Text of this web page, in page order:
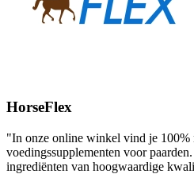
HorseFlex
"In onze online winkel vind je 100%
voedingssupplementen voor
ingrediënten van hoogwaardige